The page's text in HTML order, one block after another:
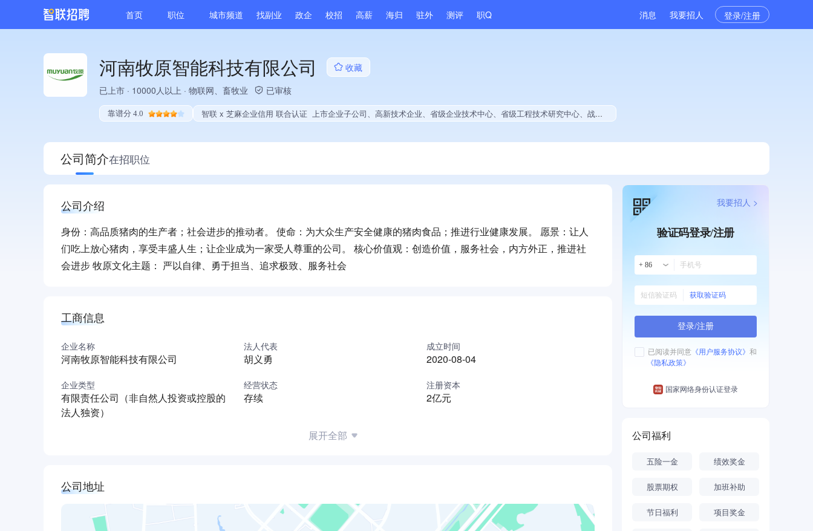
首页 职位 城市频道 找副业 政企 校招 高薪 海归 驻外 测评 职Q 消息 我要招人 登录/注册
河南牧原智能科技有限公司
收藏
已上市 · 10000人以上 · 物联网、畜牧业 已审核
靠谱分 4.0 智联 x 芝麻企业信用 联合认证 上市企业子公司、高新技术企业、省级企业技术中心、省级工程技术研究中心、战略性新兴领域创新能力、薪资水平全省同行前5%、A级纳税人、多产业布局、拥有节能环保技术、拥有发明专利、专利授权量同领域前5%、技术布局行业领先、拥有绿色低碳技术、集团成员、大学生就业贡献、拥有工艺创新能力、拥有美术作品、美术作品创作量位于同行前20%、拥有著作权、软件研发量位于同行前500
公司简介在招职位
公司介绍
身份：高品质猪肉的生产者；社会进步的推动者。 使命：为大众生产安全健康的猪肉食品；推进行业健康发展。 愿景：让人
们吃上放心猪肉，享受丰盛人生；让企业成为一家受人尊重的公司。 核心价值观：创造价值，服务社会，内方外正，推进社
会进步 牧原文化主题： 严以自律、勇于担当、追求极致、服务社会
工商信息
企业名称
河南牧原智能科技有限公司
法人代表
胡义勇
成立时间
2020-08-04
企业类型
有限责任公司（非自然人投资或控股的
法人独资）
经营状态
存续
注册资本
2亿元
展开全部
公司地址
验证码登录/注册
+ 86
获取验证码
登录/注册
已阅读并同意 《用户服务协议》 和
《隐私政策》
国家网络身份认证登录
我要招人 >
公司福利
五险一金 绩效奖金
股票期权 加班补助
节日福利 项目奖金